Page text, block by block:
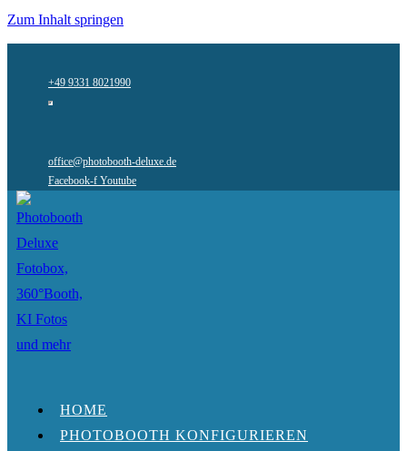
Zum Inhalt springen
+49 9331 8021990
office@photobooth-deluxe.de
Facebook-f Youtube
HOME
PHOTOBOOTH KONFIGURIEREN